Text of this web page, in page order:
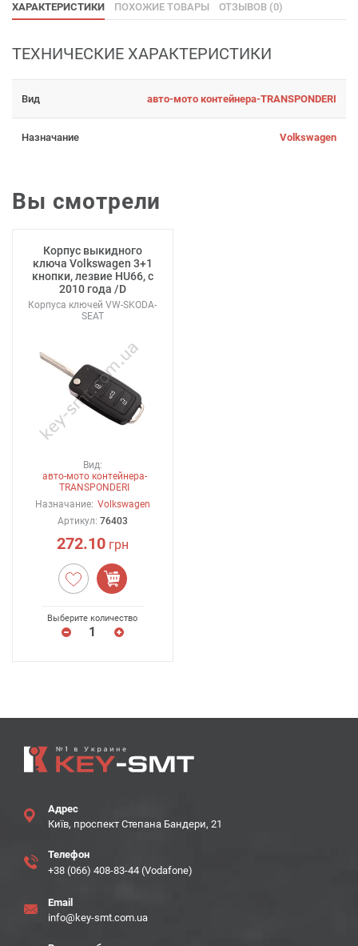
ХАРАКТЕРИСТИКИ ПОХОЖИЕ ТОВАРЫ ОТЗЫВОВ (0)
ТЕХНИЧЕСКИЕ ХАРАКТЕРИСТИКИ
Вид авто-мото контейнера-TRANSPONDERI
Назначание Volkswagen
Вы смотрели
Корпус выкидного
ключа Volkswagen 3+1
кнопки, лезвие HU66, с
2010 года /D
Корпуса ключей VW-SKODA-
SEAT
Вид:
авто-мото контейнера-
TRANSPONDERI
Назначание: Volkswagen
Артикул: 76403
272.10грн
Выберите количество
Адрес
Київ, проспект Степана Бандери, 21
Телефон
+38 (066) 408-83-44 (Vodafone)
Email
info@key-smt.com.ua